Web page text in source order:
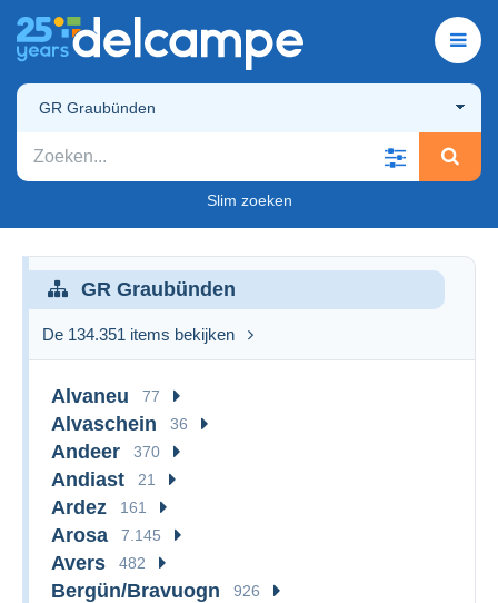
GR Graubünden
Slim zoeken
GR Graubünden
De 134.351 items bekijken
Alvaneu 77
Alvaschein 36
Andeer 370
Andiast 21
Ardez 161
Arosa 7.145
Avers 482
Bergün/Bravuogn 926